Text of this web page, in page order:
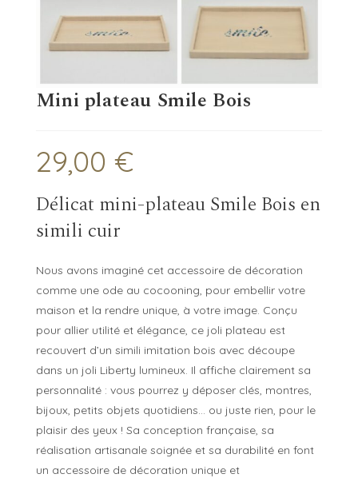
Mini plateau Smile Bois
29,00 €
Délicat mini-plateau Smile Bois en
simili cuir
Nous avons imaginé cet accessoire de décoration
comme une ode au cocooning, pour embellir votre
maison et la rendre unique, à votre image. Conçu
pour allier utilité et élégance, ce joli plateau est
recouvert d’un simili imitation bois avec découpe
dans un joli Liberty lumineux. Il affiche clairement sa
personnalité : vous pourrez y déposer clés, montres,
bijoux, petits objets quotidiens… ou juste rien, pour le
plaisir des yeux ! Sa conception française, sa
réalisation artisanale soignée et sa durabilité en font
un accessoire de décoration unique et